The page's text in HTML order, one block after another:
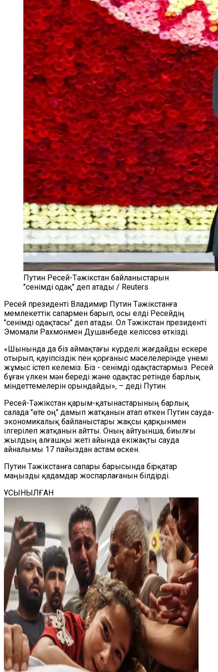
Путин Ресей-Тәжікстан байланыстарын
"сенімді одақ" деп атады / Reuters
Ресей президенті Владимир Путин Тәжікстанға
мемлекеттік сапармен барып, осы елді Ресейдің
"сенімді одақтасы" деп атады. Ол Тәжікстан президенті
Эмомали Рахмонмен Душанбеде келіссөз өткізді.
«Шынында да біз аймақтағы күрделі жағдайды ескере
отырып, қауіпсіздік пен қорғаныс мәселелерінде үнемі
жұмыс істеп келеміз. Біз - сенімді одақтастармыз. Ресей
бұған үлкен мән береді және одақтас ретінде барлық
міндеттемелерін орындайды», – деді Путин.
Ресей-Тәжікстан қарым-қатынастарының барлық
салада "өте оң" дамып жатқанын атап өткен Путин сауда-
экономикалық байланыстары жақсы қарқынмен
ілгерілеп жатқанын айтты. Оның айтуынша, биылғы
жылдың алғашқы жеті айында екіжақты сауда
айналымы 17 пайыздан астам өскен.
Путин Тәжікстанға сапары барысында бірқатар
маңызды қадамдар жоспарлағанын білдірді.
ҰСЫНЫЛҒАН